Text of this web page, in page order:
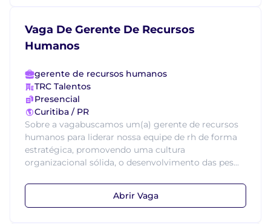
Vaga De Gerente De Recursos
Humanos
gerente de recursos humanos
TRC Talentos
Presencial
Curitiba / PR
Sobre a vagabuscamos um(a) gerente de recursos
humanos para liderar nossa equipe de rh de forma
estratégica, promovendo uma cultura
organizacional sólida, o desenvolvimento das pes...
Abrir Vaga